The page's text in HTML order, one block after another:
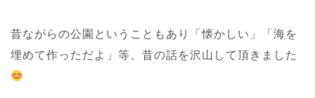
昔ながらの公園ということもあり「懐かしい」「海を
埋めて作っただよ」等、昔の話を沢山して頂きました